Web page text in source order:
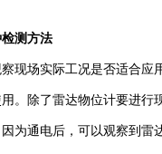
测方法
现场实际工况是否适合
。除了雷达物位计要进行
为通电后，可以观察到